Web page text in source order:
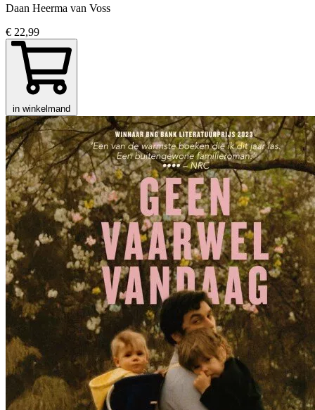
Daan Heerma van Voss
€ 22,99
in winkelmand